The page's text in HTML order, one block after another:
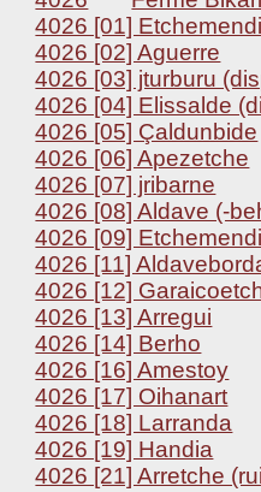
4026 [01]
4026 [02] Aguerre
4026 [03] jturburu
4026 [04] Elissalde
4026 [05] Çaldunbide
4026 [06] Apezetche
4026 [07] jribarne
4026 [08] Aldave (-
4026 [09]
4026 [11]
4026 [12]
4026 [13] Arregui
4026 [14] Berho
4026 [16] Amestoy
4026 [17] Oihanart
4026 [18] Larranda
4026 [19] Handia
4026 [21] Arretche